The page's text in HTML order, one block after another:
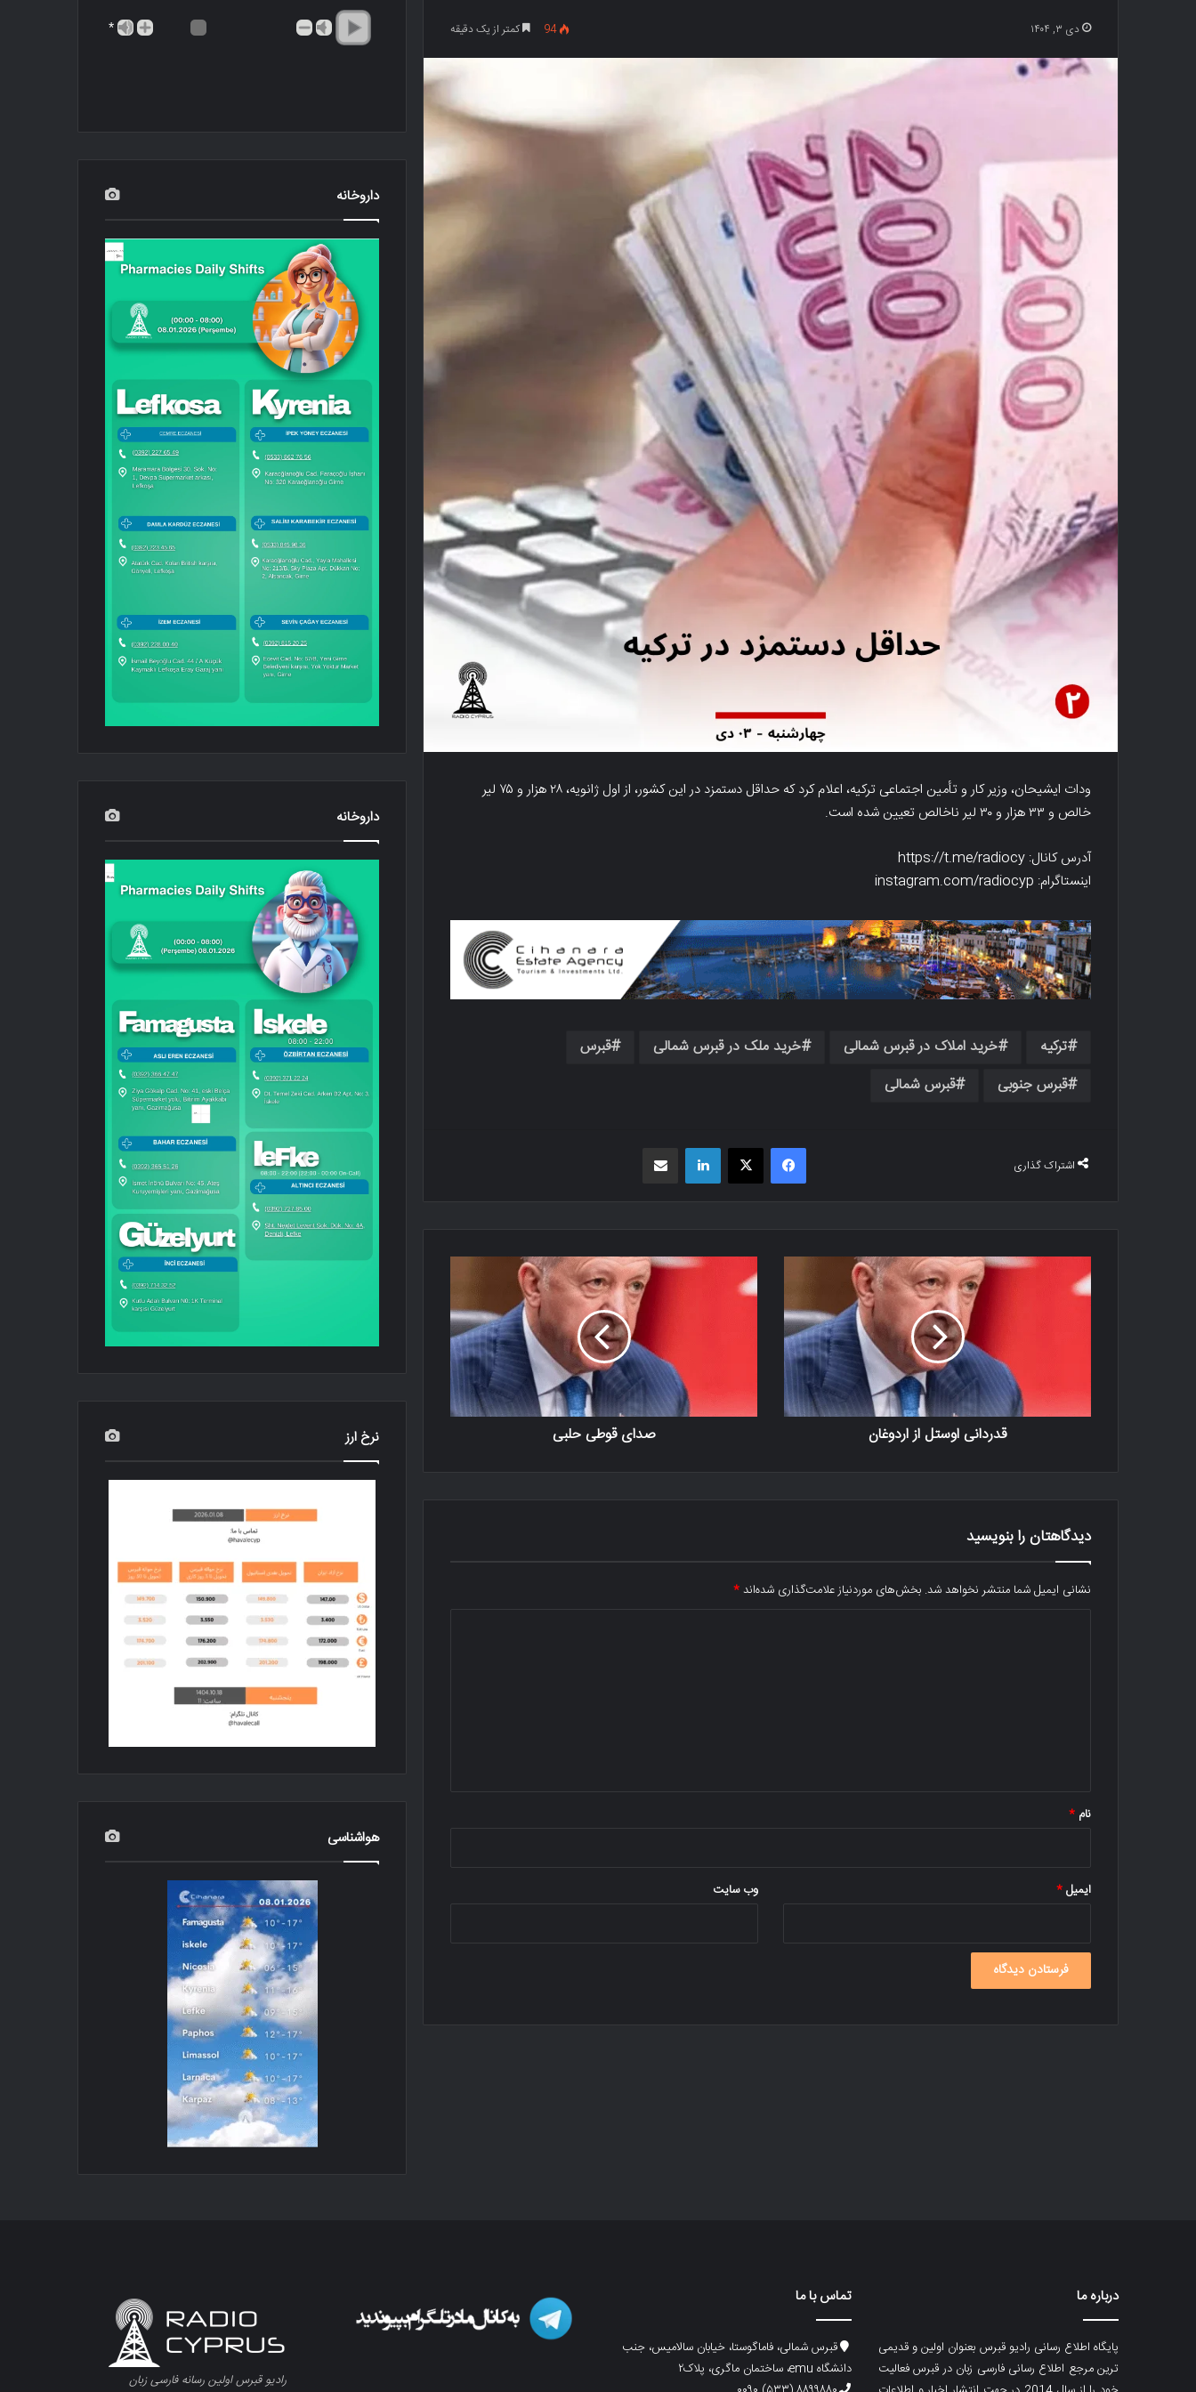
دی ۳, ۱۴۰۴ 94 کمتر از یک دقیقه
ودات ایشیحان، وزیر کار و تأمین اجتماعی ترکیه، اعلام کرد که حداقل دستمزد در این کشور، از اول ژانویه، ۲۸ هزار و ۷۵ لیر
خالص و ۳۳ هزار و ۳۰ لیر ناخالص تعیین شده است.
آدرس کانال: https://t.me/radiocy
اینستاگرام: instagram.com/radiocyp
ترکیه خرید املاک در قبرس شمالی خرید ملک در قبرس شمالی
قبرس
قبرس جنوبی
قبرس شمالی
اشتراک گذاری
فیسبوک X
قدردانی اوستل از اردوغان صدای قوطی حلبی
دیدگاهتان را بنویسید
نشانی ایمیل شما منتشر نخواهد شد. بخش‌های موردنیاز علامت‌گذاری شده‌اند*
نام *
ایمیل* وب‌ سایت
*
داروخانه
داروخانه
نرخ ارز
هواشناسی
درباره ما
پایگاه اطلاع رسانی رادیو قبرس بعنوان اولین و قدیمی
ترین مرجع اطلاع رسانی فارسی زبان در قبرس فعالیت
تماس با ما
قبرس شمالی، فاماگوستا، خیابان سالامیس، جنب
دانشگاه emu، ساختمان ماگری، پلاک۲
رادیو قبرس اولین رسانه فارسی زبان